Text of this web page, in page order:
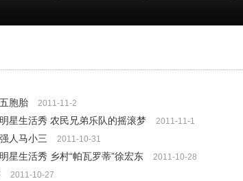
胞胎
2011-11-2
星生活秀 农民兄弟乐队的摇滚梦 2011-11-1
人马小三 2011-10-31
星生活秀 乡村“帕瓦罗蒂”徐宏东 2011-10-28
2011-10-27